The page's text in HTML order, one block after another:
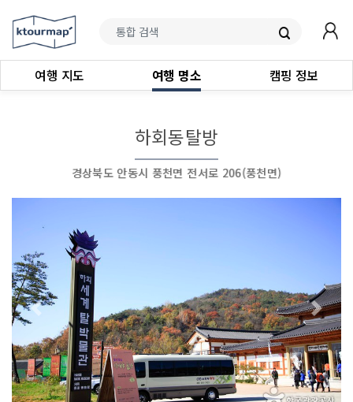
여행 지도 여행 명소 캠핑 정보
하회동탈방
경상북도 안동시 풍천면 전서로 206(풍천면)